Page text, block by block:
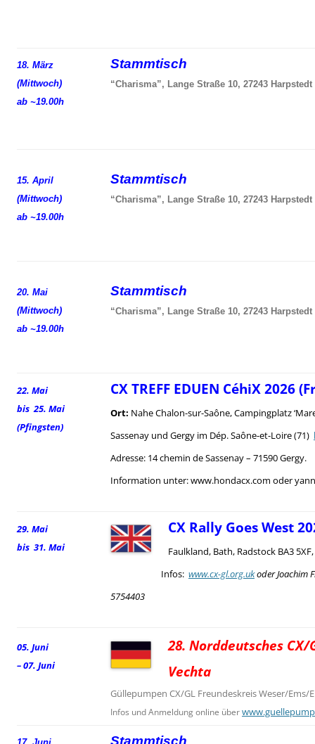
18. März
(Mittwoch)
ab ~19.00h
Stammtisch
“Charisma”, Lange Straße 10, 27243 Harpstedt
15. April
(Mittwoch)
ab ~19.00h
Stammtisch
“Charisma”, Lange Straße 10, 27243 Harpstedt
20. Mai
(Mittwoch)
ab ~19.00h
Stammtisch
“Charisma”, Lange Straße 10, 27243 Harpstedt
22. Mai
bis 25. Mai
(Pfingsten)
CX TREFF EDUEN CéhiX 2026
Ort: Nahe Chalon-sur-Saône, Campingplatz
Sassenay und Gergy im Dép. Saône-et-Loire (71)
Adresse: 14 chemin de Sassenay – 71590 Gergy.
Information unter: www.hondacx.com oder
29. Mai
bis 31. Mai
CX Rally Goes West
Faulkland, Bath, Radstock BA3
Infos: www.cx-gl.org.ukoder Joachim
5754403
05. Juni
– 07. Juni
28. Norddeutsches CX/
Vechta
Güllepumpen CX/GL Freundeskreis Weser/Ems/
Infos und Anmeldung online über
Stammtisch